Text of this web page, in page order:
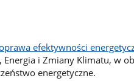
efektywności
i Zmiany Klimatu, w
energetyczne.